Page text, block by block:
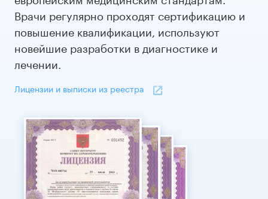
Врачи регулярно проходят сертификацию и
повышение квалификации, используют
новейшие разработки в диагностике и
лечении.
Лицензии и выписки из реестра